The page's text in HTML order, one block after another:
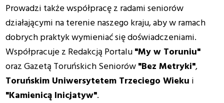
Prowadzi także współpracę z radami seniorów
działającymi na terenie naszego kraju, aby w ramach
dobrych praktyk wymieniać się doświadczeniami.
Współpracuje z Redakcją Portalu"My w Toruniu"
oraz Gazetą Toruńskich Seniorów"Bez Metryki",
Toruńskim Uniwersytetem Trzeciego Wieku i
"Kamienicą Inicjatyw".